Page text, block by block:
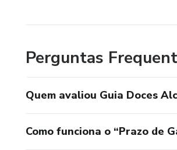
Perguntas
Quem avaliou Guia Doces
Como funciona o “Prazo de